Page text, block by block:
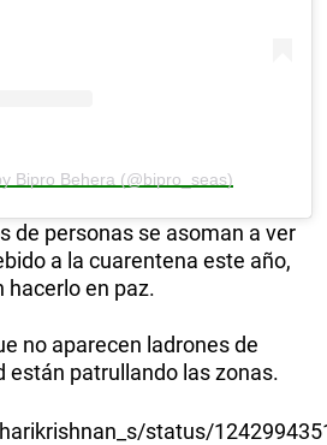
Bipro Behera (@bipro_seas)
de personas se asoman a ver
a la cuarentena este año,
hacerlo en paz.
no aparecen ladrones de
están patrullando las zonas.
status/